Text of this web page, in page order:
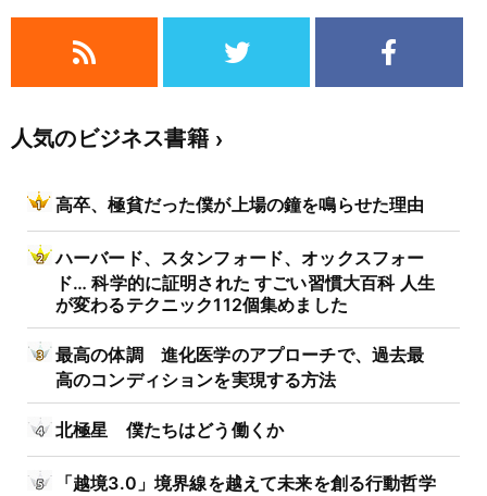
人気のビジネス書籍
高卒、極貧だった僕が上場の鐘を鳴らせた理由
ハーバード、スタンフォード、オックスフォー
ド… 科学的に証明された すごい習慣大百科 人生
が変わるテクニック112個集めました
最高の体調 進化医学のアプローチで、過去最
高のコンディションを実現する方法
北極星 僕たちはどう働くか
「越境3.0」境界線を越えて未来を創る行動哲学